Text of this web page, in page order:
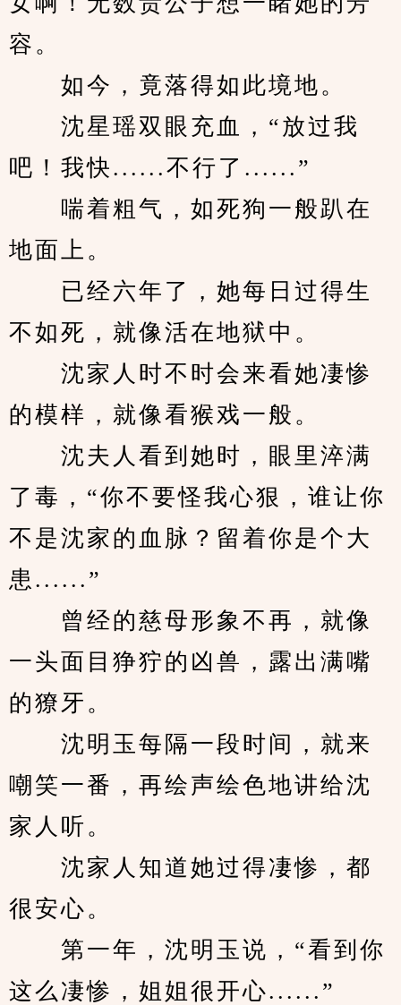
容。
如今，竟落得如此境地。
沈星瑶双眼充血，“放过我
吧！我快......不行了......”
喘着粗气，如死狗一般趴在
地面上。
已经六年了，她每日过得生
不如死，就像活在地狱中。
沈家人时不时会来看她凄惨
的模样，就像看猴戏一般。
沈夫人看到她时，眼里淬满
了毒，“你不要怪我心狠，谁让你
不是沈家的血脉？留着你是个大
患......”
曾经的慈母形象不再，就像
一头面目狰狞的凶兽，露出满嘴
的獠牙。
沈明玉每隔一段时间，就来
嘲笑一番，再绘声绘色地讲给沈
家人听。
沈家人知道她过得凄惨，都
很安心。
第一年，沈明玉说，“看到你
这么凄惨，姐姐很开心......”